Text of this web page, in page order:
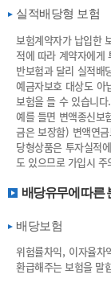
실적배당형 보험
보험계약자가 납입한
적에 따라 계약자에게
반보험과 달리 실적배
예금자보호 대상도 아
보험을 들 수 있습니
예를 들면 변액종신보
금은 보장함) 변액연
당형상품은 투자실적
도 있으므로 가입시 주
배당유무에 따른
배당보험
위험률차익, 이자율
환급해주는 보험을 말